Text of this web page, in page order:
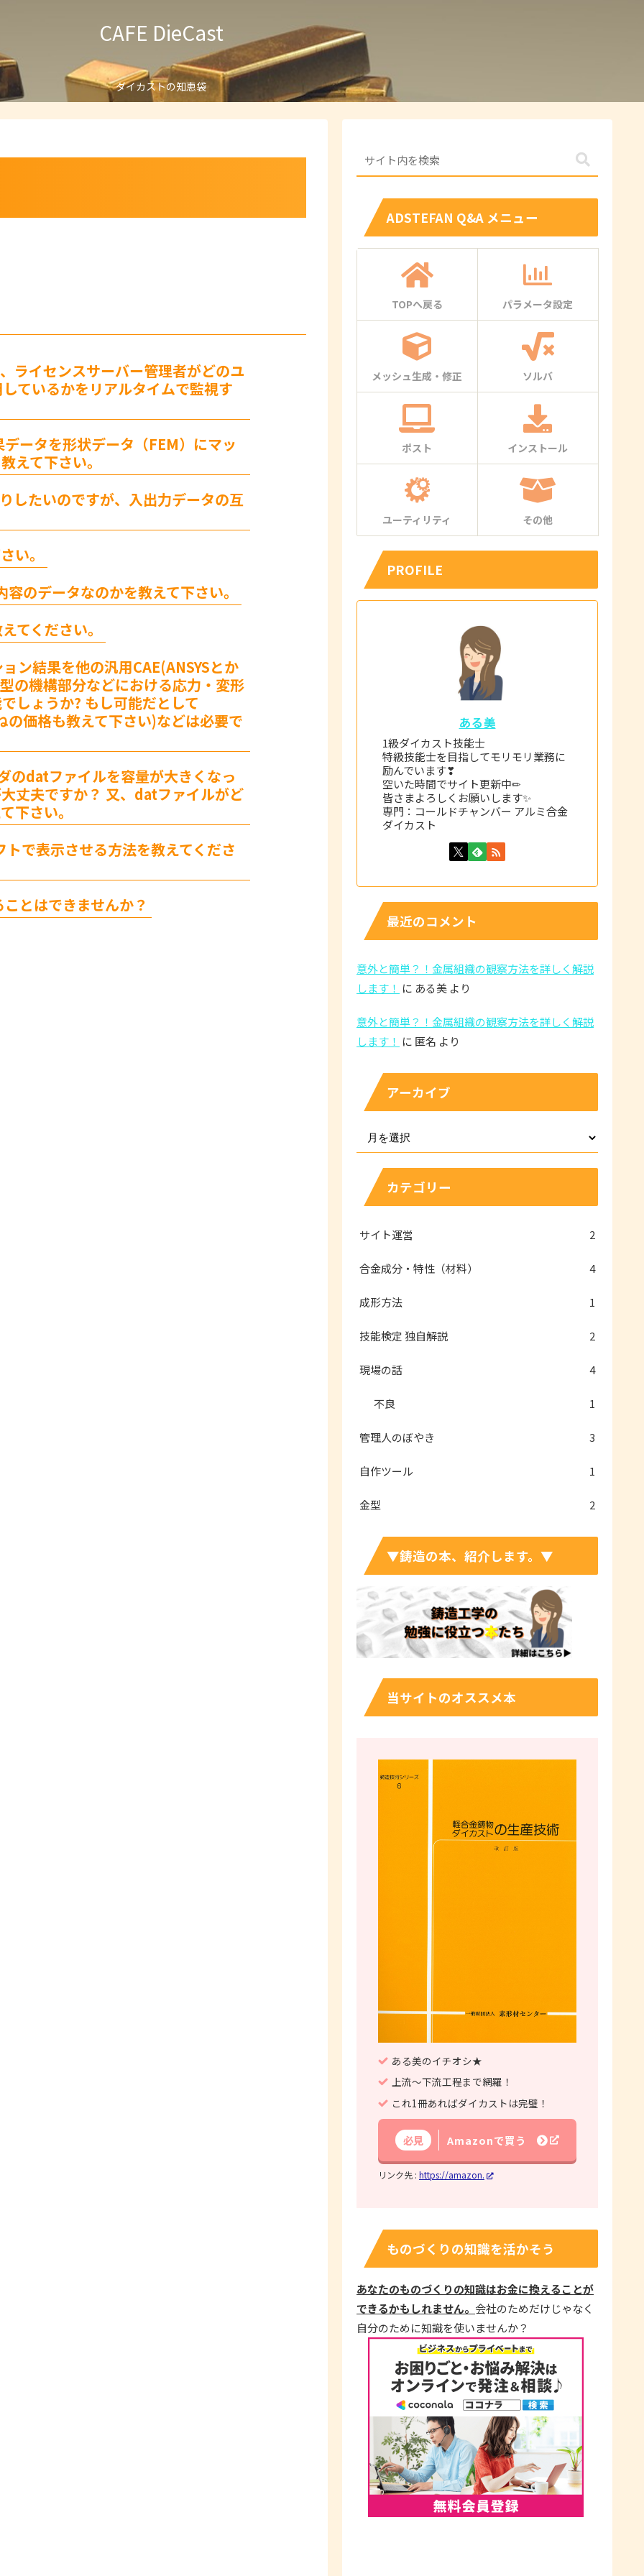
CAFE DieCast
ダイカストの知恵袋
ライセンスサーバー管理者がどのユ
ているかをリアルタイムで監視す
ータを形状データ（FEM）にマッ
えて下さい。
したいのですが、入出力データの互
い。
のデータなのかを教えて下さい。
てください。
ン結果を他の汎用CAE(ANSYSとか
の機構部分などにおける応力・変形
しょうか? もし可能だとして
の価格も教えて下さい)などは必要で
datファイルを容量が大きくなっ
丈夫ですか？ 又、datファイルがど
下さい。
で表示させる方法を教えてくださ
とはできませんか？
ADSTEFAN Q&A メニュー
TOPへ戻る パラメータ設定
メッシュ生成・修正 ソルバ
ポスト インストール
ユーティリティ その他
PROFILE
ある美
1級ダイカスト技能士
特級技能士を目指してモリモリ業務に
励んでいます❣
空いた時間でサイト更新中✏
皆さまよろしくお願いします✨
専門：コールドチャンバー アルミ合金
ダイカスト
最近のコメント
意外と簡単？！金属組織の観察方法を詳しく解説
します！ に ある美 より
意外と簡単？！金属組織の観察方法を詳しく解説
します！ に 匿名 より
アーカイブ
カテゴリー
サイト運営 2
合金成分・特性（材料） 4
成形方法 1
技能検定 独自解説 2
現場の話 4
不良 1
管理人のぼやき 3
自作ツール 1
金型 2
▼鋳造の本、紹介します。▼
当サイトのオススメ本
ある美のイチオシ★
上流～下流工程まで網羅！
これ1冊あればダイカストは完璧！
必見 Amazonで買う
リンク先 : https://amazon.
ものづくりの知識を活かそう
あなたのものづくりの知識はお金に換えることが
できるかもしれません。 会社のためだけじゃなく
自分のために知識を使いませんか？